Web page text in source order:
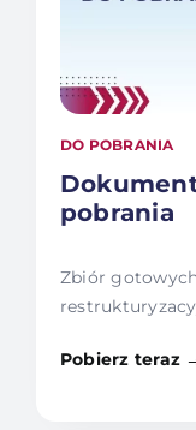
DO POBRANIA
pobrania
Zbiór
Pobierz teraz